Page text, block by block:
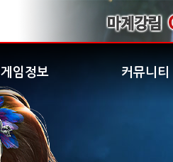
게임정보 커뮤니티